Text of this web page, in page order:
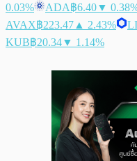
0.03%
ADA฿6.40▼
AVAX฿223.47 ▲ 2.43%
KUB฿20.34▼ 1.14%